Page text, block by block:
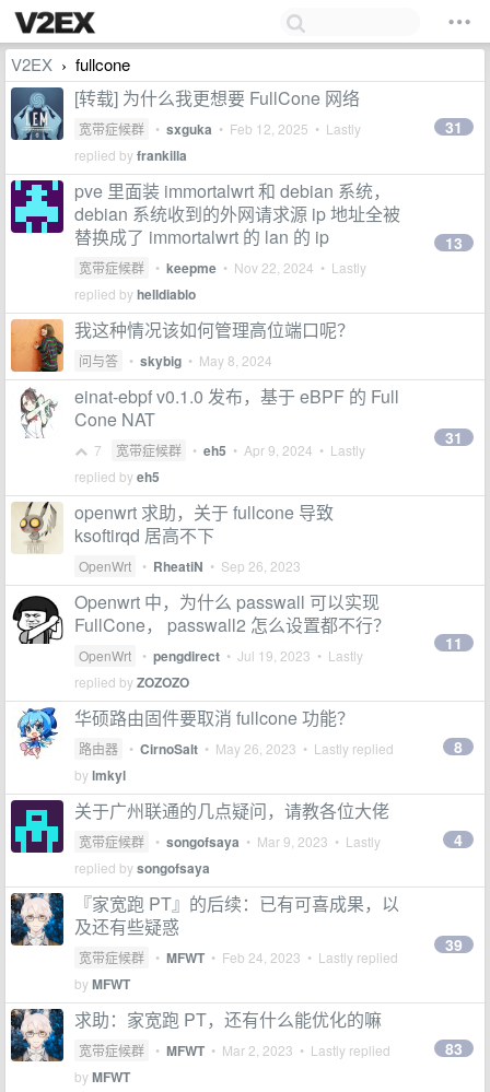
V2EX › fullcone
[转载] 为什么我更想要 FullCone 网络
宽带症候群 • sxguka • Feb 12, 2025 • Lastly
replied byfrankilla
31
pve 里面装 immortalwrt 和 debian 系统，
debian 系统收到的外网请求源 ip 地址全被
替换成了 immortalwrt 的 lan 的 ip
宽带症候群 • keepme • Nov 22, 2024 • Lastly
replied byhelldiablo
13
我这种情况该如何管理高位端口呢？
问与答 • skybig • May 8, 2024
einat-ebpf v0.1.0 发布，基于 eBPF 的 Full
Cone NAT
7 宽带症候群 • eh5 • Apr 9, 2024 • Lastly
replied byeh5
31
openwrt 求助，关于 fullcone 导致
ksoftirqd 居高不下
OpenWrt • RheatiN • Sep 26, 2023
Openwrt 中，为什么 passwall 可以实现
FullCone， passwall2 怎么设置都不行？
OpenWrt • pengdirect • Jul 19, 2023 • Lastly
replied byZOZOZO
11
华硕路由固件要取消 fullcone 功能？
路由器 • CirnoSalt • May 26, 2023 • Lastly replied
bylmkyl
8
关于广州联通的几点疑问，请教各位大佬
宽带症候群 • songofsaya • Mar 9, 2023 • Lastly
replied bysongofsaya
4
『家宽跑 PT』的后续：已有可喜成果，以
及还有些疑惑
宽带症候群 • MFWT • Feb 24, 2023 • Lastly replied
byMFWT
39
求助：家宽跑 PT，还有什么能优化的嘛
宽带症候群 • MFWT • Mar 2, 2023 • Lastly replied
byMFWT
83